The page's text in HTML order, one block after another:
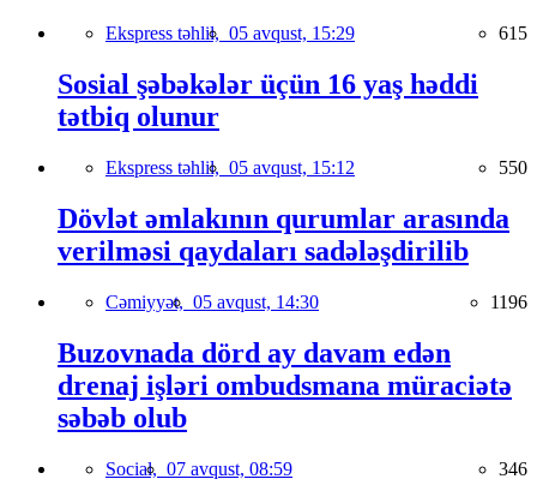
Ekspress təhlil, 05 avqust, 15:29 615
Sosial şəbəkələr üçün 16 yaş həddi
tətbiq olunur
Ekspress təhlil, 05 avqust, 15:12 550
Dövlət əmlakının qurumlar arasında
verilməsi qaydaları sadələşdirilib
Cəmiyyət, 05 avqust, 14:30 1196
Buzovnada dörd ay davam edən
drenaj işləri ombudsmana müraciətə
səbəb olub
Social, 07 avqust, 08:59 346